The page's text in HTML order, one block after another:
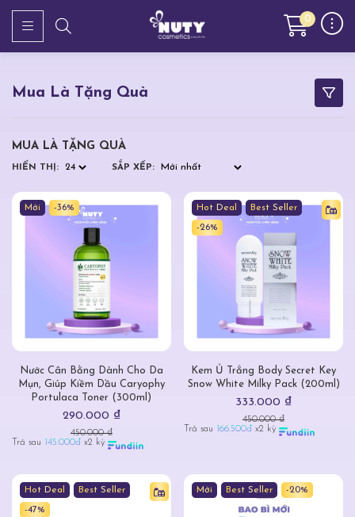
0
Mua Là Tặng Quà
MUA LÀ TẶNG QUÀ
HIỂN THỊ: SẮP XẾP:
Mới -36%
Nước Cân Bằng Dành Cho Da
Mụn, Giúp Kiềm Dầu Caryophy
Portulaca Toner (300ml)
290.000 ₫
450.000 ₫
Trả sau 145.000đ x2 kỳ
Hot Deal Best Seller
-26%
Kem Ủ Trắng Body Secret Key
Snow White Milky Pack (200ml)
333.000 ₫
450.000 ₫
Trả sau 166.500đ x2 kỳ
Hot Deal Best Seller
-47%
Mới Best Seller -20%